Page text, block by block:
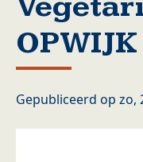
OPWIJK
Gepubliceerd op zo,